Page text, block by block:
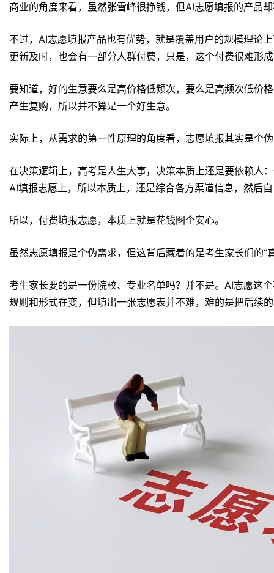
商业的角度来看，虽然张雪峰很挣钱，但AI志愿填报的产品
不过，AI志愿填报产品也有优势，就是覆盖用户的规模理论
更新及时，也会有一部分人群付费，只是，这个付费很难形
要知道，好的生意要么是高价格低频次，要么是高频次低价
产生复购，所以并不算是一个好生意。
实际上，从需求的第一性原理的角度看，志愿填报其实是个
在决策逻辑上，高考是人生大事，决策本质上还是要依赖人
AI填报志愿上，所以本质上，还是综合各方渠道信息，然后
所以，付费填报志愿，本质上就是花钱图个安心。
虽然志愿填报是个伪需求，但这背后藏着的是考生家长们的“
考生家长要的是一份院校、专业名单吗？并不是。AI志愿这
规则和形式在变，但填出一张志愿表并不难，难的是把后续